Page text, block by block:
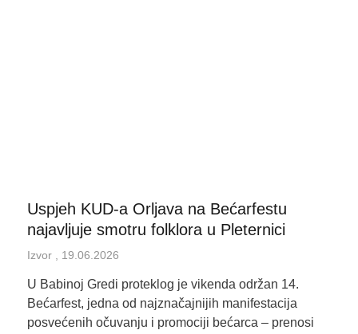
Uspjeh KUD-a Orljava na Bećarfestu
najavljuje smotru folklora u Pleternici
Izvor 19.06.2026
U Babinoj Gredi proteklog je vikenda održan 14.
Bećarfest, jedna od najznačajnijih manifestacija
posvećenih očuvanju i promociji bećarca – prenosi